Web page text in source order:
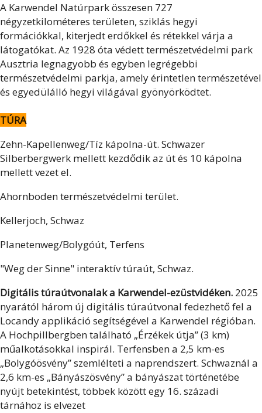
A Karwendel Natúrpark összesen 727
négyzetkilométeres területen, sziklás hegyi
formációkkal, kiterjedt erdőkkel és rétekkel várja a
látogatókat. Az 1928 óta védett természetvédelmi park
Ausztria legnagyobb és egyben legrégebbi
természetvédelmi parkja, amely érintetlen természetével
és egyedülálló hegyi világával gyönyörködtet.
TÚRA
Zehn-Kapellenweg/Tíz kápolna-út. Schwazer
Silberbergwerk mellett kezdődik az út és 10 kápolna
mellett vezet el.
Ahornboden természetvédelmi terület.
Kellerjoch, Schwaz
Planetenweg/Bolygóút, Terfens
"Weg der Sinne" interaktív túraút, Schwaz.
Digitális túraútvonalak a Karwendel-ezüstvidéken. 2025
nyarától három új digitális túraútvonal fedezhető fel a
Locandy applikáció segítségével a Karwendel régióban.
A Hochpillbergben található „Érzékek útja” (3 km)
műalkotásokkal inspirál. Terfensben a 2,5 km-es
„Bolygóösvény” szemlélteti a naprendszert. Schwaznál a
2,6 km-es „Bányászösvény” a bányászat történetébe
nyújt betekintést, többek között egy 16. századi
tárnához is elvezet